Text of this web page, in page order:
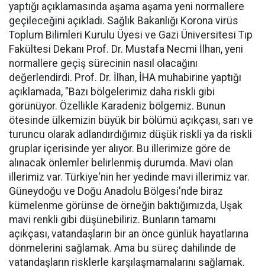
yaptığı açıklamasında aşama aşama yeni normallere
geçileceğini açıkladı. Sağlık Bakanlığı Korona virüs
Toplum Bilimleri Kurulu Üyesi ve Gazi Üniversitesi Tıp
Fakültesi Dekanı Prof. Dr. Mustafa Necmi İlhan, yeni
normallere geçiş sürecinin nasıl olacağını
değerlendirdi. Prof. Dr. İlhan, İHA muhabirine yaptığı
açıklamada, "Bazı bölgelerimiz daha riskli gibi
görünüyor. Özellikle Karadeniz bölgemiz. Bunun
ötesinde ülkemizin büyük bir bölümü açıkçası, sarı ve
turuncu olarak adlandırdığımız düşük riskli ya da riskli
gruplar içerisinde yer alıyor. Bu illerimize göre de
alınacak önlemler belirlenmiş durumda. Mavi olan
illerimiz var. Türkiye'nin her yedinde mavi illerimiz var.
Güneydoğu ve Doğu Anadolu Bölgesi'nde biraz
kümelenme görünse de örneğin baktığımızda, Uşak
mavi renkli gibi düşünebiliriz. Bunların tamamı
açıkçası, vatandaşların bir an önce günlük hayatlarına
dönmelerini sağlamak. Ama bu süreç dahilinde de
vatandaşların risklerle karşılaşmamalarını sağlamak.